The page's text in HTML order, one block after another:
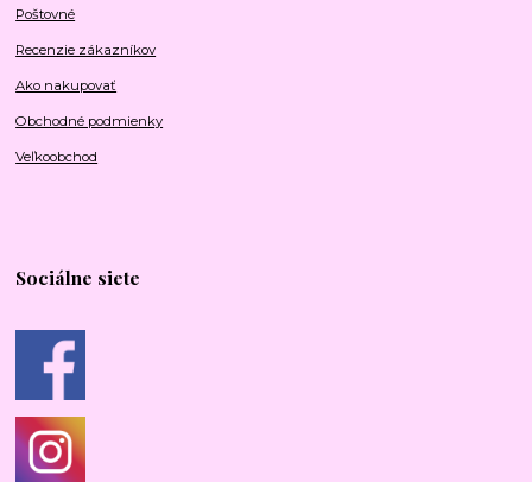
Poštovné
Recenzie zákazníkov
Ako nakupovať
Obchodné podmienky
Veľkoobchod
Sociálne siete